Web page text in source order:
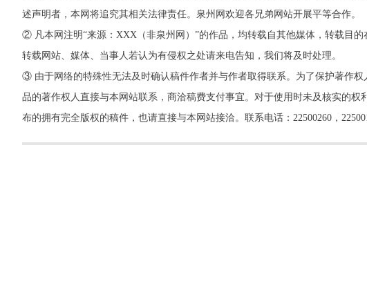
述声明者，本网将追究其相关法律责任。泉州网欢迎各兄弟网站开展平等合作。
② 凡本网注明“来源：XXX（非泉州网）”的作品，均转载自其他媒体，转载目
转载网站、媒体、当事人若认为有侵权之处请来电告知，我们将及时处理。
③ 由于网络的特殊性无法及时确认稿件作者并与作者取得联系。为了保护著作
品的著作权人直接与本网站联系，商洽稿费支付事宜。对于使用时未及核实的
布的拥有完全版权的稿件，也请直接与本网站接洽。联系电话：22500260，